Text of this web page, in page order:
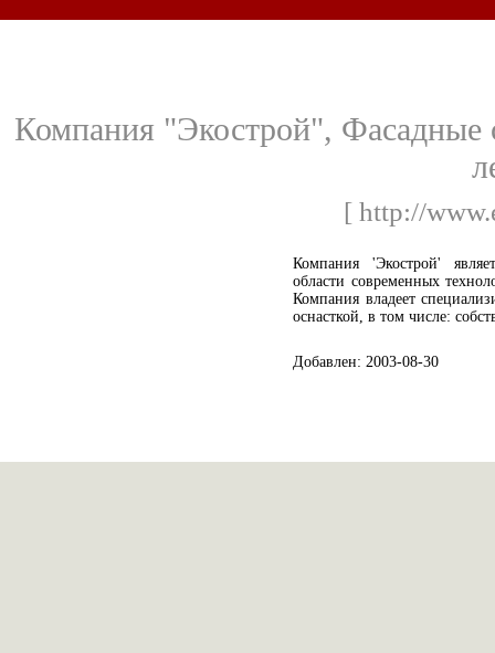
Компания "Экострой", Фасадные
[ http://
Компания 'Экострой'
области современных
Компания владеет
оснасткой, в том числе:
Добавлен: 2003-08-30